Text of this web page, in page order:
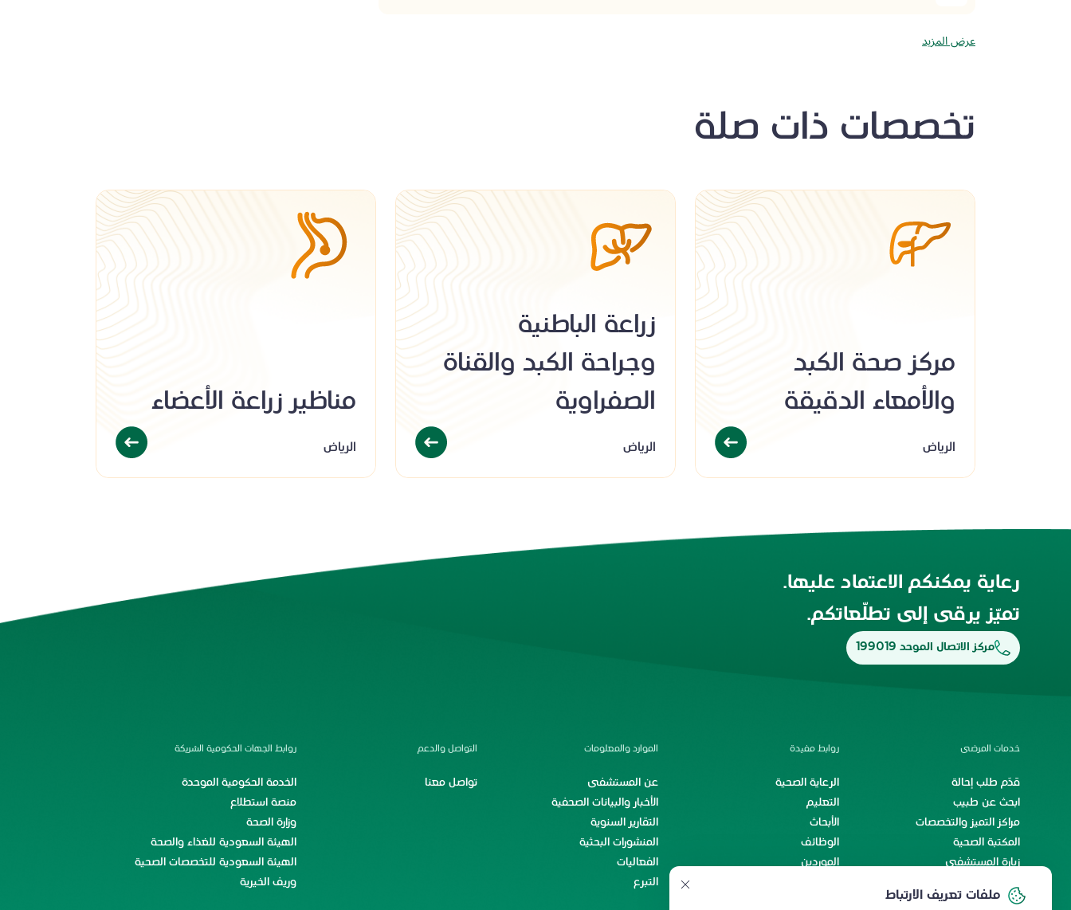
ملفات تعريف الارتباط
عرض المزيد
تخصصات ذات صلة
مركز صحة الكبد
والأمعاء الدقيقة
الرياض
زراعة الباطنية
وجراحة الكبد والقناة
الصفراوية
الرياض
مناظير زراعة الأعضاء
الرياض
رعاية يمكنكم الاعتماد عليها.
تميّز يرقى إلى تطلّعاتكم.
مركز الاتصال الموحد 199019
خدمات المرضى
قدّم طلب إحالة
ابحث عن طبيب
مراكز التميز والتخصصات
المكتبة الصحية
زيارة المستشفى
رحلة المريض الدولي
روابط مفيدة
الرعاية الصحية
التعليم
الأبحاث
الوظائف
الموردين
الموارد والمعلومات
عن المستشفى
الأخبار والبيانات الصحفية
التقارير السنوية
المنشورات البحثية
الفعاليات
التبرع
التواصل والدعم
تواصل معنا
روابط الجهات الحكومية الشريكة
الخدمة الحكومية الموحدة
منصة استطلاع
وزارة الصحة
الهيئة السعودية للغذاء والصحة
الهيئة السعودية للتخصصات الصحية
وريف الخيرية